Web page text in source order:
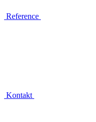
Reference
Kontakt